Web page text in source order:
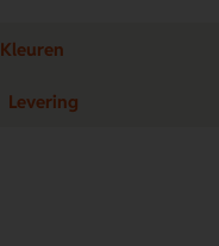
Kleuren
Levering